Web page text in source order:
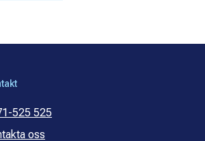
525 525
oss